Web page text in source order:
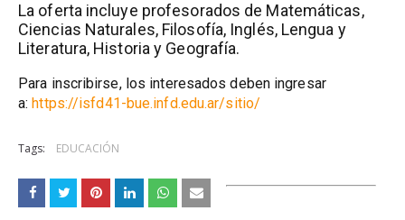
La oferta incluye profesorados de Matemáticas,
Ciencias Naturales, Filosofía, Inglés, Lengua y
Literatura, Historia y Geografía.
Para inscribirse, los interesados deben ingresar
a: https://isfd41-bue.infd.edu.ar/sitio/
Tags: EDUCACIÓN